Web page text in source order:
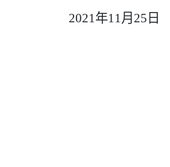
2021年11月25日